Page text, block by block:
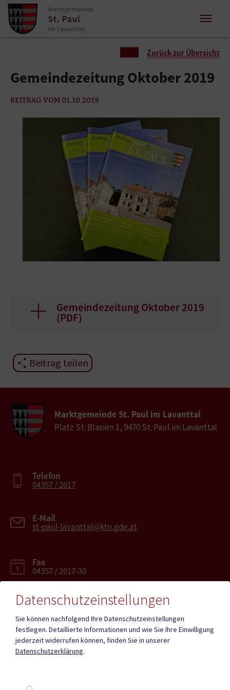
Zum Inhalt springen
Zum Seitenende springen
Zurück zur Übersicht
Gemeindezeitung Oktober 2019
BEITRAG VOM 01.10.2019
Gemeindezeitung Oktober 2019
(PDF)
Beitrag teilen
Marktgemeinde St. Paul im Lavanttal
Platz St. Blasien 1, 9470 St. Paul im Lavanttal
Telefon
04357 / 2017
E-Mail
st-paul-lavanttal@ktn.gde.at
Fax
04357 / 2017-30
Mehr
Datenschutzeinstellungen
Sie können nachfolgend Ihre Datenschutzeinstellungen
festlegen. Detaillierte Informationen und wie Sie Ihre Einwilligung
jederzeit widerrufen können, finden Sie in unserer
Datenschutzerklärung.